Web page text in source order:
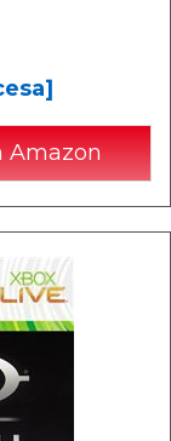
Amazon